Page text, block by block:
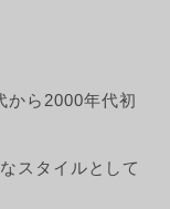
から2000年代初
スタイルとして